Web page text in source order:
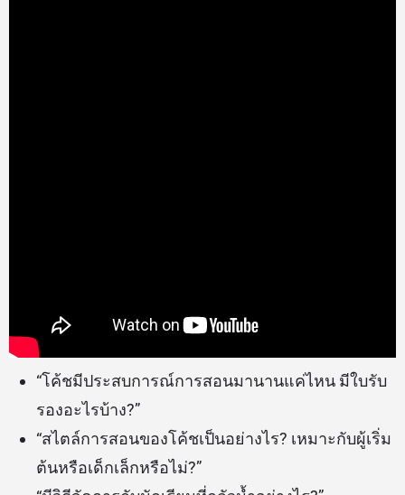
“โค้ชมีประสบการณ์การสอนมานานแค่ไหน มีใบรับ
รองอะไรบ้าง?”
“สไตล์การสอนของโค้ชเป็นอย่างไร? เหมาะกับผู้เริ่ม
ต้นหรือเด็กเล็กหรือไม่?”